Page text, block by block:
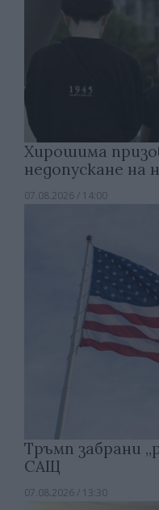
Хирошима
недопускане на
07.08.2026 / 14:00
Тръмп забрани
САЩ
07.08.2026 / 13:30